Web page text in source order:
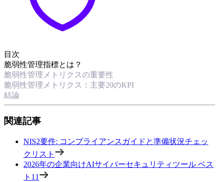
目次
脆弱性管理指標とは？
脆弱性管理メトリクスの重要性
脆弱性管理メトリクス：主要20のKPI
結論
関連記事
NIS2要件: コンプライアンスガイドと準備状況チェッ
クリスト
2026年の企業向けAIサイバーセキュリティツール ベス
ト11